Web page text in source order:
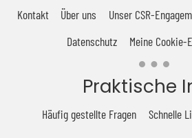
Kontakt Über uns Unser CSR-
Datenschutz
Meine Cookie-
Praktische
Häufig gestellte Fragen Schnelle